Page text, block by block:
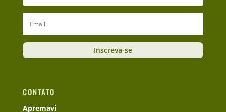
Inscreva-se
CONTATO
Apremavi